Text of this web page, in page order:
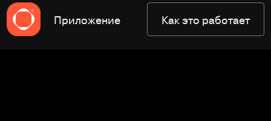
Приложение Как это работает